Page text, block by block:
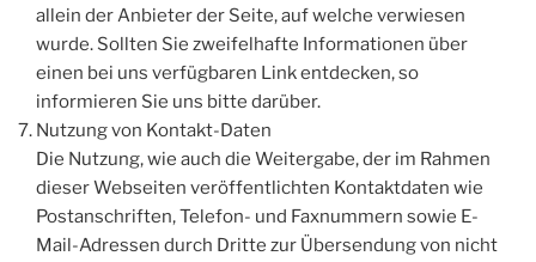
allein der Anbieter der Seite, auf welche verwiesen
wurde. Sollten Sie zweifelhafte Informationen über
einen bei uns verfügbaren Link entdecken, so
informieren Sie uns bitte darüber.
Nutzung von Kontakt-Daten
Die Nutzung, wie auch die Weitergabe, der im Rahmen
dieser Webseiten veröffentlichten Kontaktdaten wie
Postanschriften, Telefon- und Faxnummern sowie E-
Mail-Adressen durch Dritte zur Übersendung von nicht